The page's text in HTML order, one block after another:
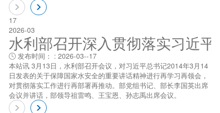
17
2026-03
水利部召开深入贯彻落实习近
发布时间： : 2026-03--17
本站讯 3月13日，水利部召开会议，对习近平总书记2014年3月14
日发表的关于保障国家水安全的重要讲话精神进行再学习再领会，
对贯彻落实工作进行再部署再推动。部党组书记、部长李国英出席
会议并讲话，部领导祖雷鸣、王宝恩、孙志禹出席会议。